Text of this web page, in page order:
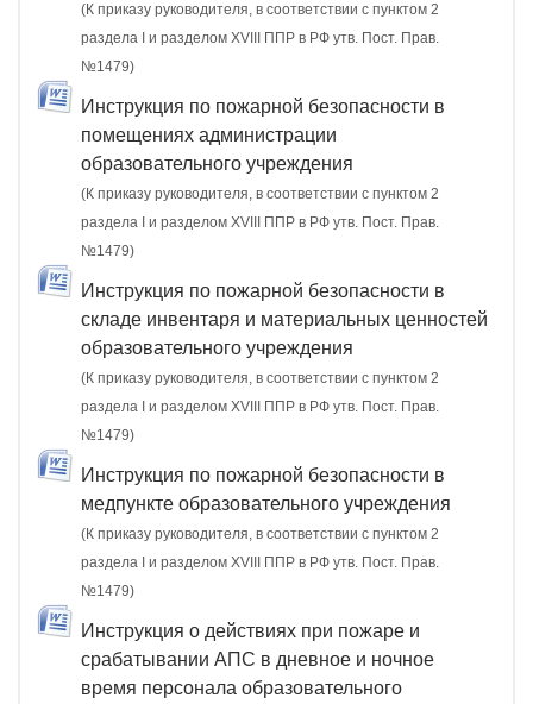
(К приказу руководителя, в соответствии с пунктом 2
раздела I и разделом XVIII ППР в РФ утв. Пост. Прав.
№1479)
Инструкция по пожарной безопасности в
помещениях администрации
образовательного учреждения
(К приказу руководителя, в соответствии с пунктом 2
раздела I и разделом XVIII ППР в РФ утв. Пост. Прав.
№1479)
Инструкция по пожарной безопасности в
складе инвентаря и материальных ценностей
образовательного учреждения
(К приказу руководителя, в соответствии с пунктом 2
раздела I и разделом XVIII ППР в РФ утв. Пост. Прав.
№1479)
Инструкция по пожарной безопасности в
медпункте образовательного учреждения
(К приказу руководителя, в соответствии с пунктом 2
раздела I и разделом XVIII ППР в РФ утв. Пост. Прав.
№1479)
Инструкция о действиях при пожаре и
срабатывании АПС в дневное и ночное
время персонала образовательного